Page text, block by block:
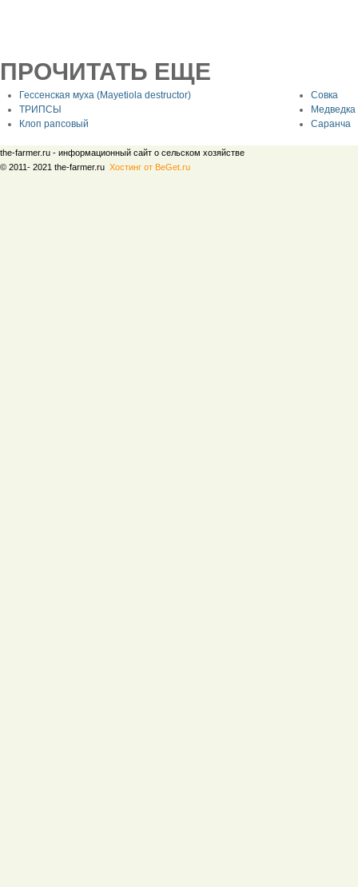
ПРОЧИТАТЬ ЕЩЕ
Гессенская муха (Мауetiola destructor)
Совка
ТРИПСЫ
Клоп рапсовый
Саранча
the-farmer.ru - информационный сайт о сельском хозяйстве
© 2011- 2021 the-farmer.ru Хостинг от BeGet.ru